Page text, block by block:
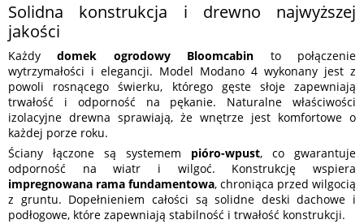
Solidna konstrukcja i drewno najwyższej
jakości
Każdydomek ogrodowy Bloomcabin to połączenie
wytrzymałości i elegancji. Model Modano 4 wykonany jest z
powoli rosnącego świerku, którego gęste słoje zapewniają
trwałość i odporność na pękanie. Naturalne właściwości
izolacyjne drewna sprawiają, że wnętrze jest komfortowe o
każdej porze roku.
Ściany łączone są systemem pióro-wpust, co gwarantuje
odporność na wiatr i wilgoć. Konstrukcję wspiera
impregnowana rama fundamentowa, chroniąca przed wilgocią
z gruntu. Dopełnieniem całości są solidne deski dachowe i
podłogowe, które zapewniają stabilność i trwałość konstrukcji.